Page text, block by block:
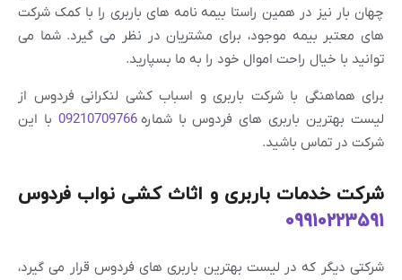
چهان بار نیز در همین راستا بیمه نامه های باربری را با کمک شرکت
های معتبر بیمه موجود، برای مشتریان در نظر می گیرد. شما می
توانید با خیال راحت اموال خود را به ما بسپارید.
برای هماهنگی با شرکت باربری و اسباب کشی لنکرانی فردوس از
لیست بهترین باربری های فردوس با شماره09210709766 با این
شرکت در تماس باشید.
شرکت خدمات باربری و اثاث کشی نواب فردوس
09910223591
شرکتی دیگر که در لیست بهترین باربری های فردوس قرار می گیرد،